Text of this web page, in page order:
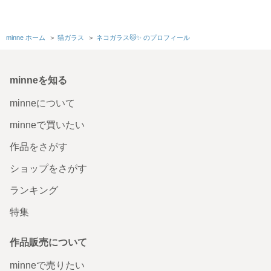
minne ホーム ＞ 猫ガラス ＞ ネコガラス🐱✨ のプロフィール
minneを知る
minneについて
minneで買いたい
作品をさがす
ショップをさがす
ランキング
特集
作品販売について
minneで売りたい